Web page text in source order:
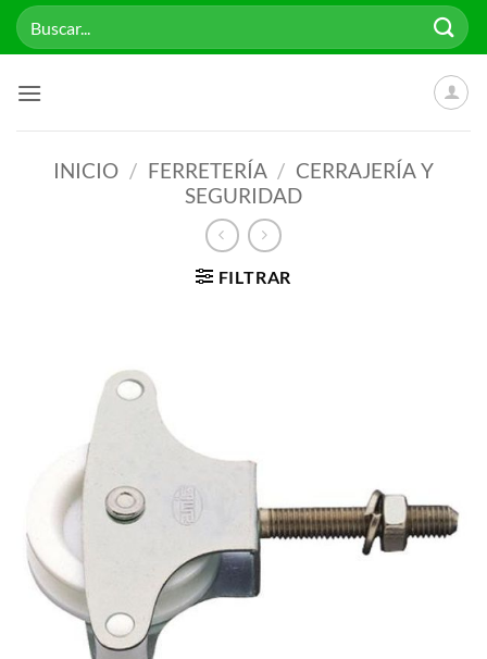
Saltar
Buscar
por:
INICIO / FERRETERÍA / CERRAJERÍA Y
SEGURIDAD
FILTRAR